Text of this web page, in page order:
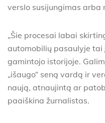
verslo susijungimas arba
„Šie procesai labai
automobilių pasaulyje
gamintojo istorijoje.
„išaugo“ seną vardą ir
naują, atnaujintą ar
paaiškina žurnalistas.